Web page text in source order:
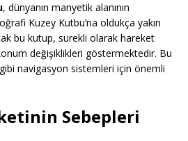
, dünyanın manyetik alanının
Kuzey Kutbu’na oldukça yakın
bu kutup, sürekli olarak hareket
değişiklikleri göstermektedir. Bu
gibi navigasyon sistemleri için önemli
Sebepleri